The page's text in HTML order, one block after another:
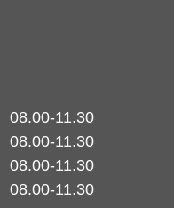
08.00-11.30
08.00-11.30
08.00-11.30
08.00-11.30